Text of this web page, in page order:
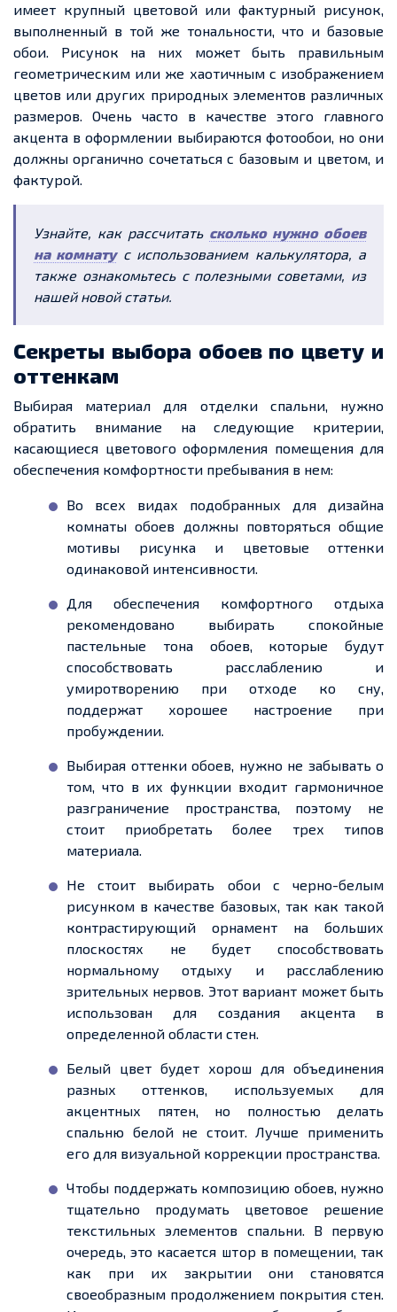
имеет крупный цветовой или фактурный рисунок,
выполненный в той же тональности, что и базовые
обои. Рисунок на них может быть правильным
геометрическим или же хаотичным с изображением
цветов или других природных элементов различных
размеров. Очень часто в качестве этого главного
акцента в оформлении выбираются фотообои, но они
должны органично сочетаться с базовым и цветом, и
фактурой.
Узнайте, как рассчитать сколько нужно обоев
на комнатус использованием калькулятора, а
также ознакомьтесь с полезными советами, из
нашей новой статьи.
Секреты выбора обоев по цвету и
оттенкам
Выбирая материал для отделки спальни, нужно
обратить внимание на следующие критерии,
касающиеся цветового оформления помещения для
обеспечения комфортности пребывания в нем:
Во всех видах подобранных для дизайна
комнаты обоев должны повторяться общие
мотивы рисунка и цветовые оттенки
одинаковой интенсивности.
Для обеспечения комфортного отдыха
рекомендовано выбирать спокойные
пастельные тона обоев, которые будут
способствовать расслаблению и
умиротворению при отходе ко сну,
поддержат хорошее настроение при
пробуждении.
Выбирая оттенки обоев, нужно не забывать о
том, что в их функции входит гармоничное
разграничение пространства, поэтому не
стоит приобретать более трех типов
материала.
Не стоит выбирать обои с черно-белым
рисунком в качестве базовых, так как такой
контрастирующий орнамент на больших
плоскостях не будет способствовать
нормальному отдыху и расслаблению
зрительных нервов. Этот вариант может быть
использован для создания акцента в
определенной области стен.
Белый цвет будет хорош для объединения
разных оттенков, используемых для
акцентных пятен, но полностью делать
спальню белой не стоит. Лучше применить
его для визуальной коррекции пространства.
Чтобы поддержать композицию обоев, нужно
тщательно продумать цветовое решение
текстильных элементов спальни. В первую
очередь, это касается штор в помещении, так
как при их закрытии они становятся
своеобразным продолжением покрытия стен.